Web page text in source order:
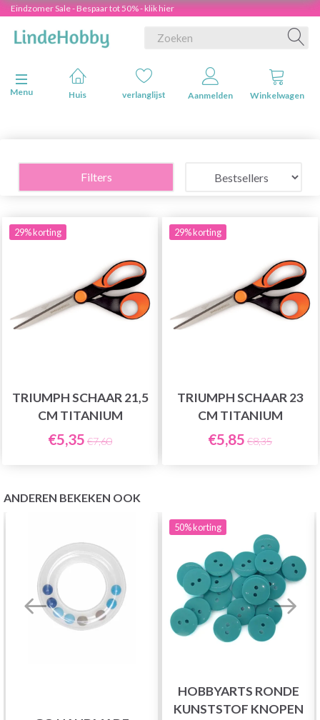
Eindzomer Sale - Bespaar tot 50% - klik hier
Navigatie in-/uitschakelen
Menu
Huis verlanglijst Aanmelden Winkelwagen
Filters
29% korting
TRIUMPH SCHAAR 21,5
CM TITANIUM
€5,35 €7,60
29% korting
TRIUMPH SCHAAR 23
CM TITANIUM
€5,85 €8,35
ANDEREN BEKEKEN OOK
50%korting
HOBBYARTS RONDE
KUNSTSTOF KNOPEN